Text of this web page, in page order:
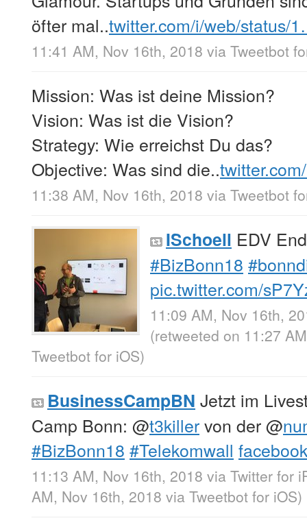
öfter mal..twitter.com/i/web/status/
11:41 AM, Nov 16th, 2018 via Tweetbot
Mission: Was ist deine Mission?
Vision: Was ist die Vision?
Strategy: Wie erreichst Du das?
Objective: Was sind die..
11:38 AM, Nov 16th, 2018 via Tweetbot
ISchoell EDV
#BizBonn18
pic.twitter.com/
11:09 AM, Nov 16th,
(retweeted on 11:27
Tweetbot for iΟS)
BusinessCampBN Jetzt im
Camp Bonn: @t3killervon der@
#BizBonn18 #Telekomwall
11:13 AM, Nov 16th, 2018 via Twitter for
AM, Nov 16th, 2018 via Tweetbot for iΟS)